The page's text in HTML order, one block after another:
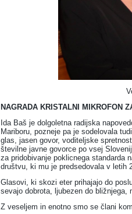
NAGRADA KRISTALNI MIKROFON
Ida Baš je dolgoletna radijska
Mariboru, pozneje pa je sodelovala
glas, jasen govor, voditeljske
številne javne govorce po vsej
za pridobivanje poklicnega standarda
društvu, ki mu je predsedovala v letih
Glasovi, ki skozi eter prihajajo do
sevajo dobrota, ljubezen do bližnjega,
Z veseljem in enotno smo se člani